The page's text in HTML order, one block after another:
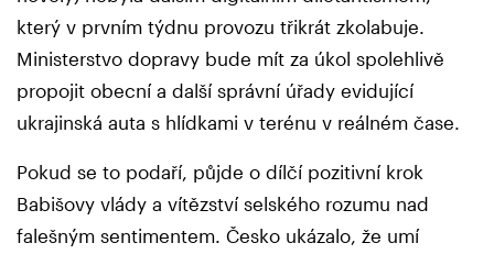
který v prvním týdnu provozu třikrát zkolabuje.
Ministerstvo dopravy bude mít za úkol spolehlivě
propojit obecní a další správní úřady evidující
ukrajinská auta s hlídkami v terénu v reálném čase.
Pokud se to podaří, půjde o dílčí pozitivní krok
Babišovy vlády a vítězství selského rozumu nad
falešným sentimentem. Česko ukázalo, že umí